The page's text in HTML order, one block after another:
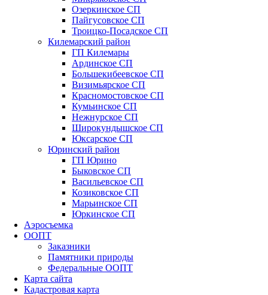
Озеркинское СП
Пайгусовское СП
Троицко-Посадское СП
Килемарский район
ГП Килемары
Ардинское СП
Большекибеевское СП
Визимьярское СП
Красномостовское СП
Кумьинское СП
Нежнурское СП
Широкундышское СП
Юксарское СП
Юринский район
ГП Юрино
Быковское СП
Васильевское СП
Козиковское СП
Марьинское СП
Юркинское СП
Аэросъемка
ООПТ
Заказники
Памятники природы
Федеральные ООПТ
Карта сайта
Кадастровая карта